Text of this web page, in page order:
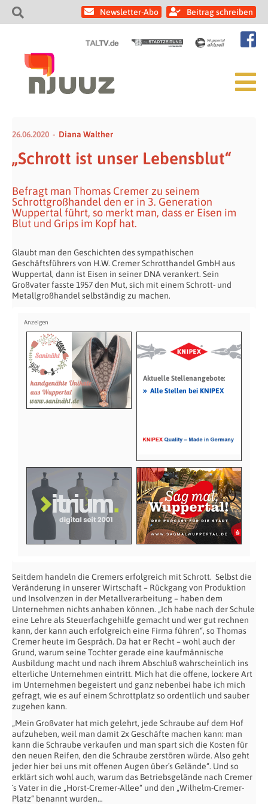
Newsletter-Abo Beitrag schreiben
26.06.2020 Diana Walther
„Schrott ist unser Lebensblut“
Befragt man Thomas Cremer zu seinem
Schrottgroßhandel den er in 3. Generation
Wuppertal führt, so merkt man, dass er Eisen im
Blut und Grips im Kopf hat.
Glaubt man den Geschichten des sympathischen
Geschäftsführers von H.W. Cremer Schrotthandel GmbH aus
Wuppertal, dann ist Eisen in seiner DNA verankert. Sein
Großvater fasste 1957 den Mut, sich mit einem Schrott- und
Metallgroßhandel selbständig zu machen.
Aktuelle Stellenangebote:
» Alle Stellen bei KNIPEX
Seitdem handeln die Cremers erfolgreich mit Schrott. Selbst die
Veränderung in unserer Wirtschaft – Rückgang von Produktion
und Insolvenzen in der Metallverarbeitung – haben dem
Unternehmen nichts anhaben können. „Ich habe nach der Schule
eine Lehre als Steuerfachgehilfe gemacht und wer gut rechnen
kann, der kann auch erfolgreich eine Firma führen“, so Thomas
Cremer heute im Gespräch. Da hat er Recht – wohl auch der
Grund, warum seine Tochter gerade eine kaufmännische
Ausbildung macht und nach ihrem Abschluß wahrscheinlich ins
elterliche Unternehmen eintritt. Mich hat die offene, lockere Art
im Unternehmen begeistert und ganz nebenbei habe ich mich
gefragt, wie es auf einem Schrottplatz so ordentlich und sauber
zugehen kann.
„Mein Großvater hat mich gelehrt, jede Schraube auf dem Hof
aufzuheben, weil man damit 2x Geschäfte machen kann: man
kann die Schraube verkaufen und man spart sich die Kosten für
den neuen Reifen, den die Schraube zerstören würde. Also geht
jeder hier bei uns mit offenen Augen über´s Gelände“. Und so
erklärt sich wohl auch, warum das Betriebsgelände nach Cremer
´s Vater in die „Horst-Cremer-Allee“ und den „Wilhelm-Cremer-
Platz“ benannt wurden…